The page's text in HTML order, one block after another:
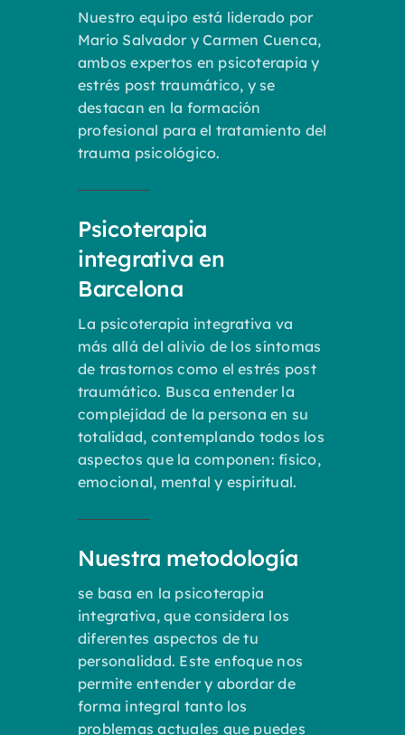
Nuestro equipo está liderado por
Mario Salvador y Carmen Cuenca,
ambos expertos en psicoterapia y
estrés post traumático, y se
destacan en la formación
profesional para el tratamiento del
trauma psicológico.
Psicoterapia
integrativa en
Barcelona
La psicoterapia integrativa va
más allá del alivio de los síntomas
de trastornos como el estrés post
traumático. Busca entender la
complejidad de la persona en su
totalidad, contemplando todos los
aspectos que la componen: físico,
emocional, mental y espiritual.
Nuestra metodología
se basa en la psicoterapia
integrativa, que considera los
diferentes aspectos de tu
personalidad. Este enfoque nos
permite entender y abordar de
forma integral tanto los
problemas actuales que puedes